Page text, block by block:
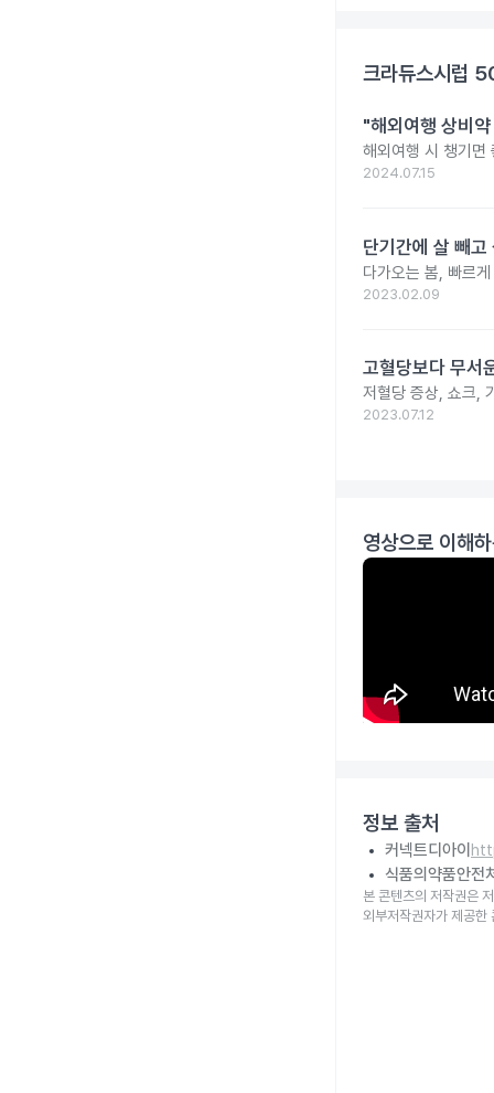
크라듀스시럽
"해외여행 상비
해외여행 시 챙기면
2024.07.15
단기간에 살 빼
다가오는 봄, 빠르
2023.02.09
고혈당보다 무서
저혈당 증상, 쇼크,
2023.07.12
영상으로 이해
정보 출처
커넥트디아이
식품의약품안전
본 콘텐츠의 저작권은
외부저작권자가 제공한